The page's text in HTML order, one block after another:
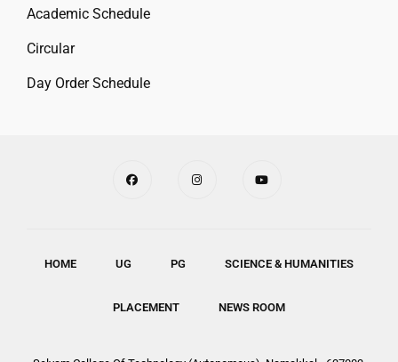
Academic Schedule
Circular
Day Order Schedule
HOME UG PG SCIENCE & HUMANITIES
PLACEMENT NEWS ROOM